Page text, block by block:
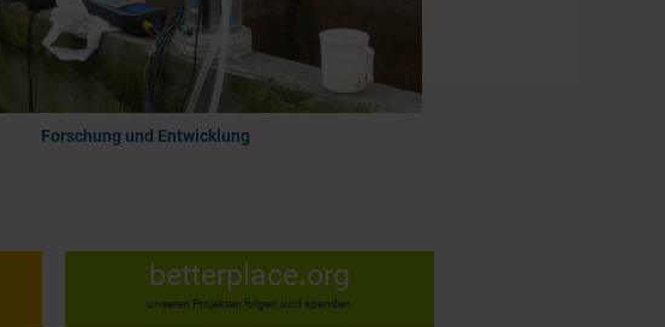
Forschung und Entwicklung
betterplace.org
unseren Projekten folgen und spenden